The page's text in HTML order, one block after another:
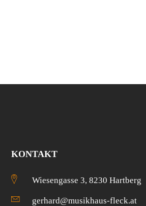
KONTAKT
Wiesengasse 3, 8230 Hartberg
gerhard@musikhaus-fleck.at